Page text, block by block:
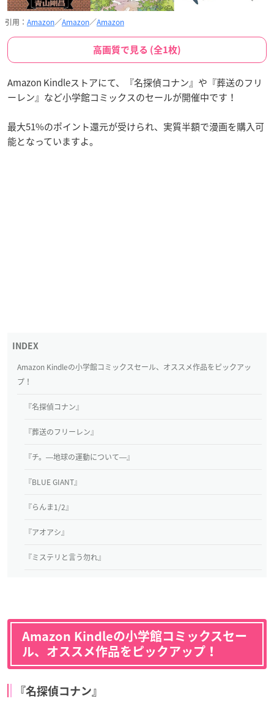
引用： Amazon／Amazon／Amazon
高画質で見る (全1枚)
Amazon Kindleストアにて、『名探偵コナン』や『葬送のフリ
ーレン』など小学館コミックスのセールが開催中です！
最大51%のポイント還元が受けられ、実質半額で漫画を購入可
能となっていますよ。
Amazon Kindleの小学館コミックスセール、オススメ作品をピックアッ
プ！
『名探偵コナン』
『葬送のフリーレン』
『チ。―地球の運動について―』
『BLUE GIANT』
『らんま1/2』
『アオアシ』
『ミステリと言う勿れ』
Amazon Kindleの小学館コミックスセー
ル、オススメ作品をピックアップ！
『名探偵コナン』